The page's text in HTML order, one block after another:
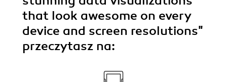
that look awesome on every
device and screen resolutions"
przeczytasz na: